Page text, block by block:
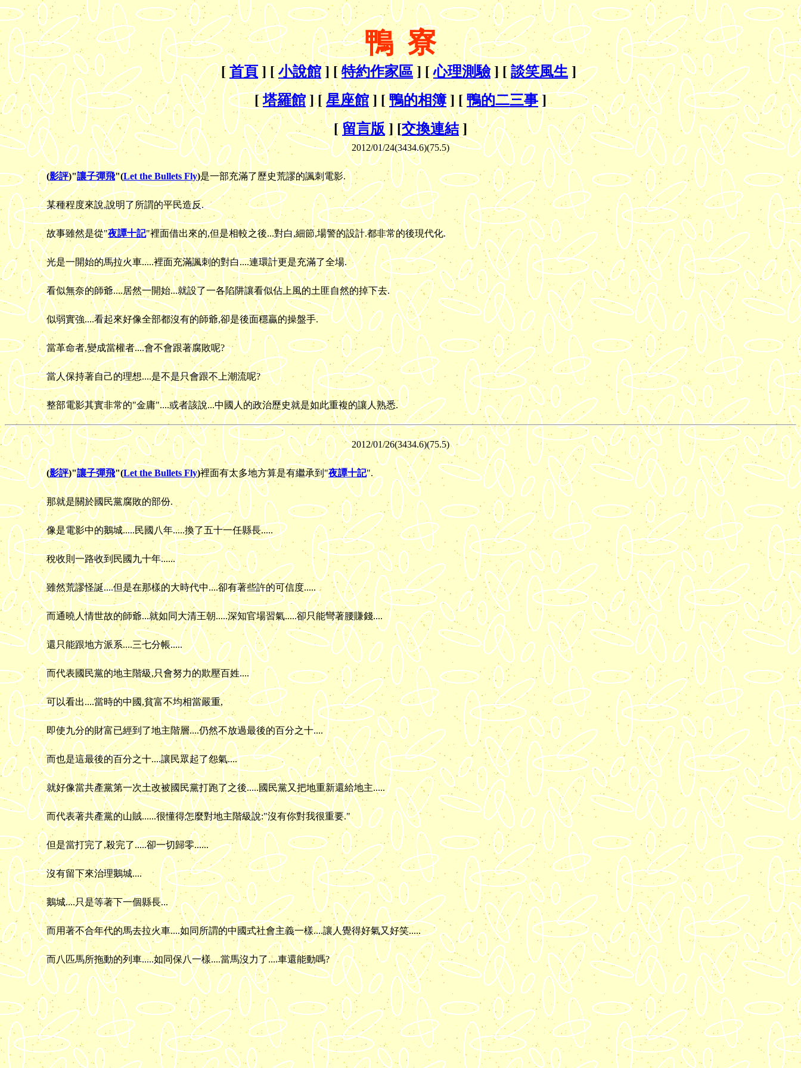
鴨 寮
[首頁] [小說館 ] [特約作家區] [心理測驗] [談笑風生 ]
[塔羅館] [ 星座館 ] [鴨的相簿] [鴨的二三事]
[留言版] [交換連結]
2012/01/24(3434.6)(75.5)
(影評)"讓子彈飛"(Let the Bullets Fly)是一部充滿了歷史荒謬的諷刺電影.
某種程度來說,說明了所謂的平民造反.
故事雖然是從"夜譚十記"裡面借出來的,但是相較之後...對白,細節,場警的設計.都非常的後現代化.
光是一開始的馬拉火車.....裡面充滿諷刺的對白....連環計更是充滿了全場.
看似無奈的師爺....居然一開始...就設了一各陷阱讓看似佔上風的土匪自然的掉下去.
似弱實強....看起來好像全部都沒有的師爺,卻是後面穩贏的操盤手.
當革命者,變成當權者....會不會跟著腐敗呢?
當人保持著自己的理想....是不是只會跟不上潮流呢?
整部電影其實非常的"金庸"....或者該說...中國人的政治歷史就是如此重複的讓人熟悉.
2012/01/26(3434.6)(75.5)
(影評)"讓子彈飛"(Let the Bullets Fly)裡面有太多地方算是有繼承到"夜譚十記".
那就是關於國民黨腐敗的部份.
像是電影中的鵝城.....民國八年.....換了五十一任縣長.....
稅收則一路收到民國九十年......
雖然荒謬怪誕....但是在那樣的大時代中....卻有著些許的可信度.....
而通曉人情世故的師爺...就如同大清王朝.....深知官場習氣.....卻只能彎著腰賺錢....
還只能跟地方派系....三七分帳.....
而代表國民黨的地主階級,只會努力的欺壓百姓....
可以看出....當時的中國,貧富不均相當嚴重,
即使九分的財富已經到了地主階層....仍然不放過最後的百分之十....
而也是這最後的百分之十....讓民眾起了怨氣....
就好像當共產黨第一次土改被國民黨打跑了之後.....國民黨又把地重新還給地主.....
而代表著共產黨的山賊......很懂得怎麼對地主階級說:"沒有你對我很重要."
但是當打完了,殺完了.....卻一切歸零......
沒有留下來治理鵝城....
鵝城....只是等著下一個縣長...
而用著不合年代的馬去拉火車....如同所謂的中國式社會主義一樣....讓人覺得好氣又好笑.....
而八匹馬所拖動的列車.....如同保八一樣....當馬沒力了....車還能動嗎?